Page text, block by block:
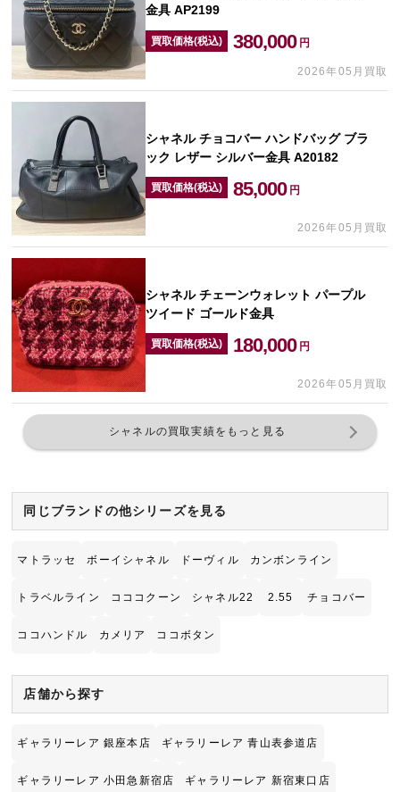
金具 AP2199
買取価格(税込) 380,000 円
2026年05月買取
シャネル チョコバー ハンドバッグ ブラ
ック レザー シルバー金具 A20182
買取価格(税込) 85,000 円
2026年05月買取
シャネル チェーンウォレット パープル
ツイード ゴールド金具
買取価格(税込) 180,000 円
2026年05月買取
シャネルの買取実績をもっと見る
同じブランドの他シリーズを見る
マトラッセ ボーイシャネル ドーヴィル カンボンライン
トラベルライン コココクーン シャネル22 2.55 チョコバー
ココハンドル カメリア ココボタン
店舗から探す
ギャラリーレア 銀座本店 ギャラリーレア 青山表参道店
ギャラリーレア 小田急新宿店 ギャラリーレア 新宿東口店